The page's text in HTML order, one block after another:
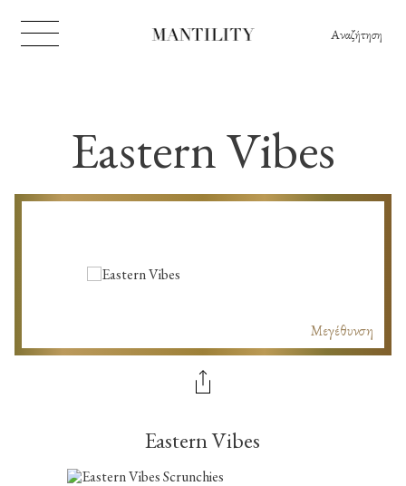
Αναζήτηση
Eastern Vibes
Μεγέθυνση
Eastern Vibes